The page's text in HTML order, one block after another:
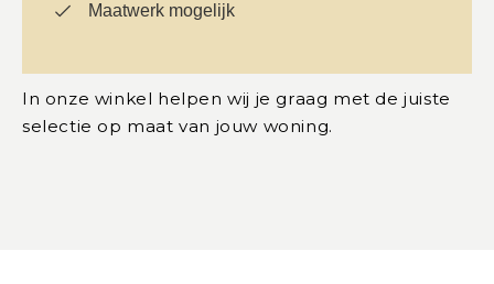
Maatwerk mogelijk
In onze winkel helpen wij je graag met de juiste
selectie op maat van jouw woning.